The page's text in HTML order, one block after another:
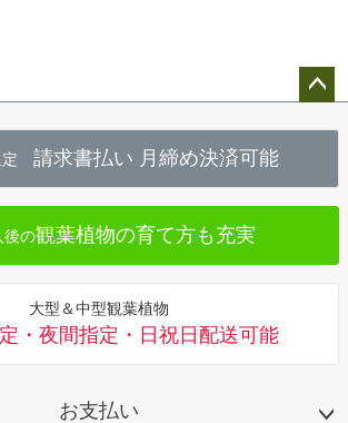
へ
定 請求書払い 月締め決済可能
後の観葉植物の育て方も充実
大型＆中型観葉植物
・夜間指定・日祝日配送可能
お支払い